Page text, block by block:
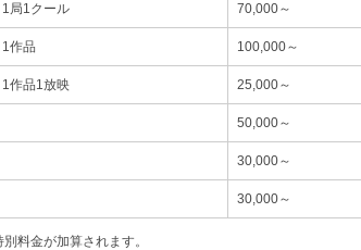
1局1クール 70,000～
1作品 100,000～
1作品1放映 25,000～
50,000～
30,000～
30,000～
料金が加算されます。